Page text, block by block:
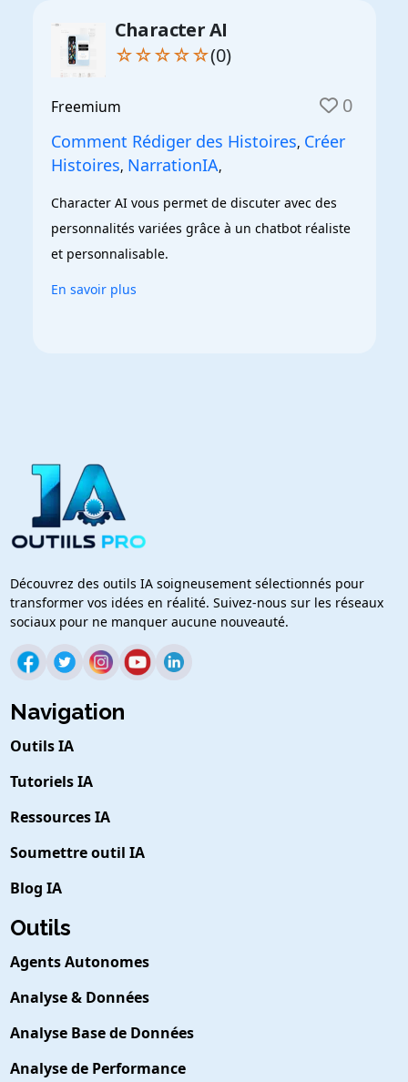
Character AI
☆☆☆☆☆(0)
Freemium 0
Comment Rédiger des Histoires, Créer
Histoires, NarrationIA,
Character AI vous permet de discuter avec des
personnalités variées grâce à un chatbot réaliste
et personnalisable.
En savoir plus
Découvrez des outils IA soigneusement sélectionnés pour
transformer vos idées en réalité. Suivez-nous sur les réseaux
sociaux pour ne manquer aucune nouveauté.
Navigation
Outils IA
Tutoriels IA
Ressources IA
Soumettre outil IA
Blog IA
Outils
Agents Autonomes
Analyse & Données
Analyse Base de Données
Analyse de Performance